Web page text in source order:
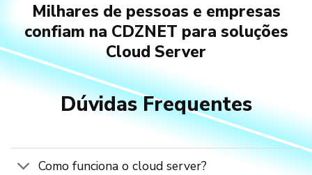
Milhares de pessoas e empresas
confiam na CDZNET para soluções
Cloud Server
Dúvidas Frequentes
Como funciona o cloud server?